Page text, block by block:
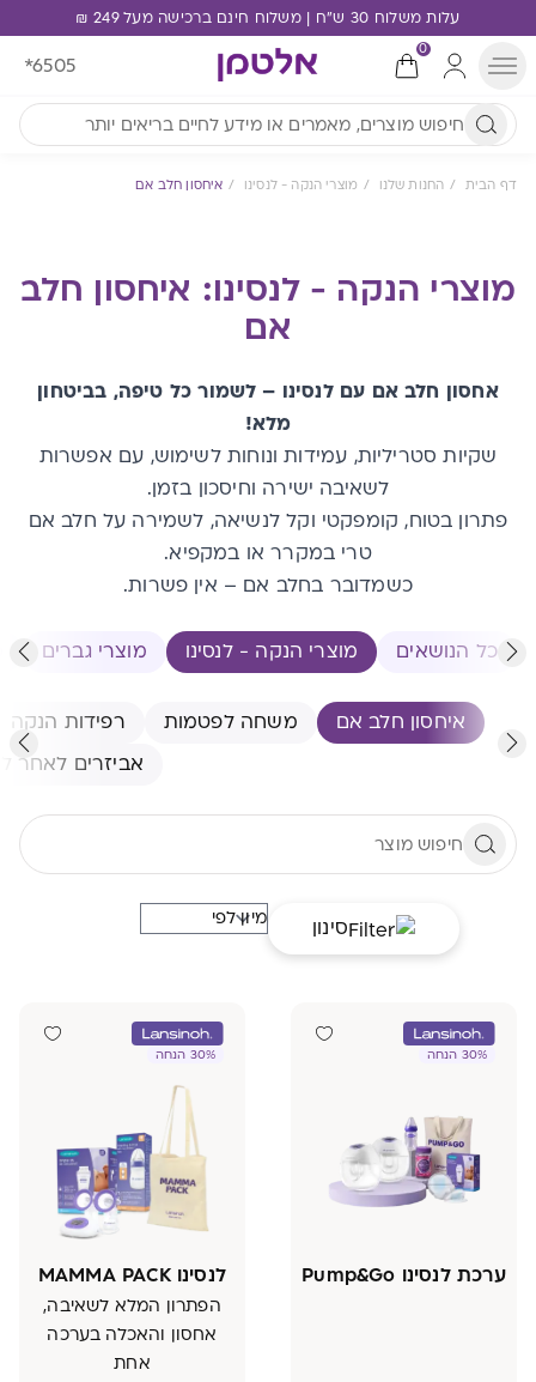
עלות משלוח 30 ש"ח | משלוח חינם ברכישה מעל 249 ₪
0
*6505
דף הבית החנות שלנו מוצרי הנקה - לנסינו איחסון חלב אם
מוצרי הנקה - לנסינו: איחסון חלב
אם
אחסון חלב אם עם לנסינו – לשמור כל טיפה, בביטחון
מלא!
שקיות סטריליות, עמידות ונוחות לשימוש, עם אפשרות
לשאיבה ישירה וחיסכון בזמן.
פתרון בטוח, קומפקטי וקל לנשיאה, לשמירה על חלב אם
טרי במקרר או במקפיא.
כשמדובר בחלב אם – אין פשרות.
כל הנושאים מוצרי הנקה - לנסינו מוצרי גברים
איחסון חלב אם משחה לפטמות
רפידות הנקה
אביזרים לאחר
סינון
30% הנחה
ערכת לנסינו Pump&Go
30% הנחה
לנסינו MAMMA PACK
הפתרון המלא לשאיבה,
אחסון והאכלה בערכה
אחת